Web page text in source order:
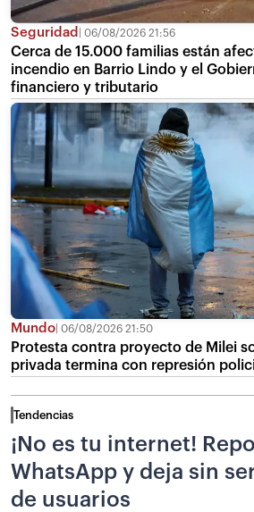
Seguridad 06/08/2026 21:56
Cerca de 15.000 familias están
incendio en Barrio Lindo y el
financiero y tributario
Mundo 06/08/2026 21:50
Protesta contra proyecto de Milei
privada termina con represión
Tendencias
¡No es tu internet!
WhatsApp y deja sin
de usuarios